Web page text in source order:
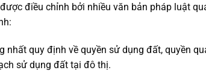
điều chỉnh bởi nhiều văn bản pháp luật
nhất quy định về quyền sử dụng đất, quyền
sử dụng đất tại đô thị.